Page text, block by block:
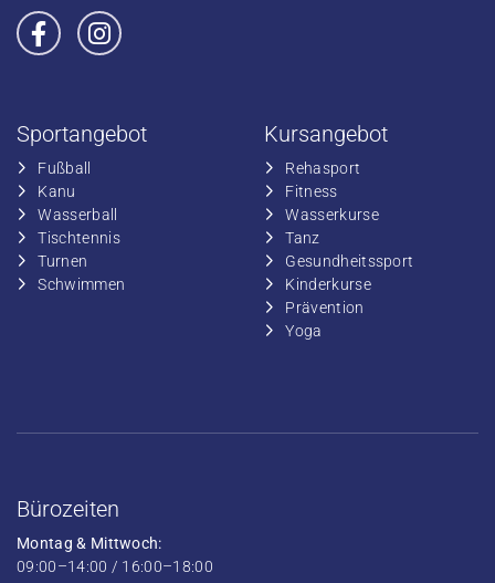
Sportangebot
Fußball
​Kanu
​Wasserball
​Tischtennis
​​Turnen
​​Schwimmen
Kursangebot
​Rehasport
​​Fitness
​​Wasserkurse
​​Tanz
​Gesundheitssport
​Kinderkurse
Prävention
Yoga
Bürozeiten
Montag & Mittwoch:
09:00–14:00 / 16:00–18:00